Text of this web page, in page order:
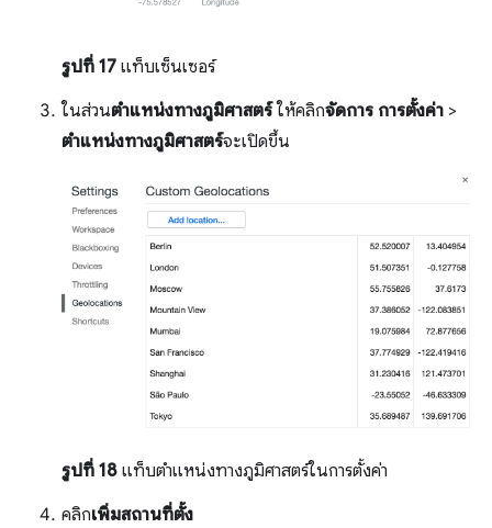
รูปที่ 17 แท็บเซ็นเซอร์
ในส่วนตำแหน่งทางภูมิศาสตร์ให้คลิกจัดการ การตั้งค่า >
ตำแหน่งทางภูมิศาสตร์จะเปิดขึ้น
รูปที่ 18 แท็บตำแหน่งทางภูมิศาสตร์ในการตั้งค่า
คลิกเพิ่มสถานที่ตั้ง